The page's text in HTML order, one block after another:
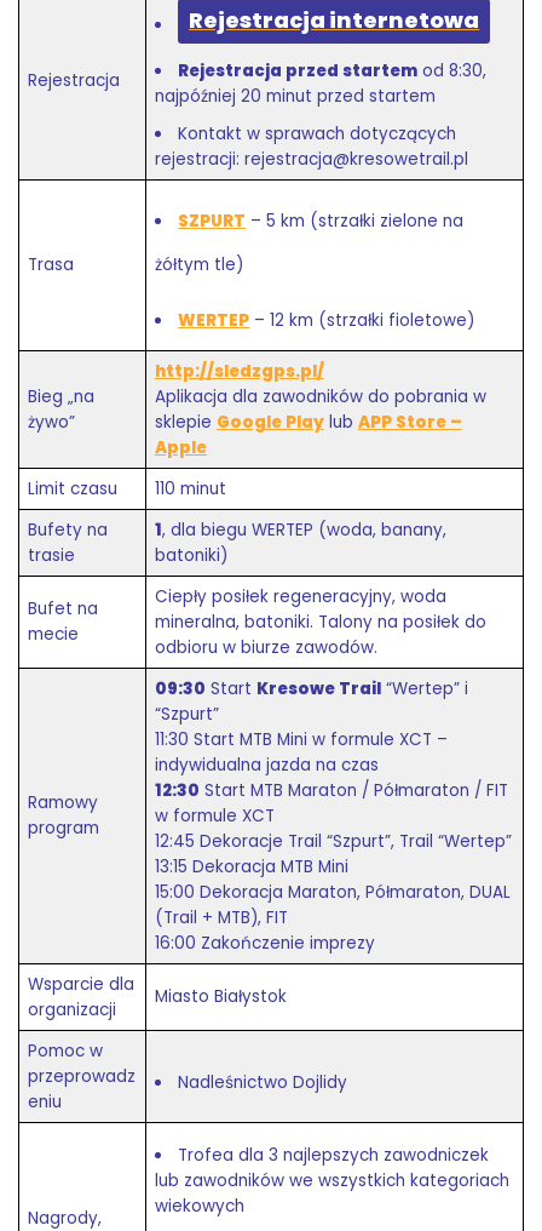
Rejestracja
Rejestracja internetowa
Rejestracja przed startem od 8:30,
najpóźniej 20 minut przed startem
Kontakt w sprawach dotyczących
rejestracji: rejestracja@kresowetrail.pl
Trasa
SZPURT – 5 km (strzałki zielone na
żółtym tle)
WERTEP – 12 km (strzałki fioletowe)
Bieg „na
żywo”
http://sledzgps.pl/
Aplikacja dla zawodników do pobrania w
sklepie Google Playlub APP Store –
Apple
Limit czasu
110 minut
Bufety na
trasie
1, dla biegu WERTEP (woda, banany,
batoniki)
Bufet na
mecie
Ciepły posiłek regeneracyjny, woda
mineralna, batoniki. Talony na posiłek do
odbioru w biurze zawodów.
Ramowy
program
09:30 Start Kresowe Trail“Wertep” i
“Szpurt”
11:30 Start MTB Mini w formule XCT –
indywidualna jazda na czas
12:30 Start MTB Maraton / Półmaraton / FIT
w formule XCT
12:45 Dekoracje Trail “Szpurt”, Trail “Wertep”
13:15 Dekoracja MTB Mini
15:00 Dekoracja Maraton, Półmaraton, DUAL
(Trail + MTB), FIT
16:00 Zakończenie imprezy
Wsparcie dla
organizacji
Miasto Białystok
Pomoc w
przeprowadz
eniu
Nadleśnictwo Dojlidy
Nagrody,
Trofea dla 3 najlepszych zawodniczek
lub zawodników we wszystkich kategoriach
wiekowych